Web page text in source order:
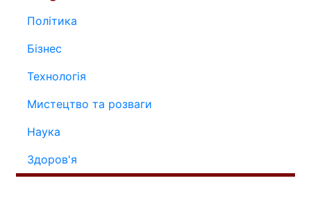
Політика
Бізнес
Технологія
Мистецтво та розваги
Наука
Здоров'я